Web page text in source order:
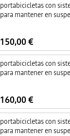
portabicicletas con
para mantener en
150,00 €
portabicicletas con
para mantener en
160,00 €
portabicicletas con
para mantener en